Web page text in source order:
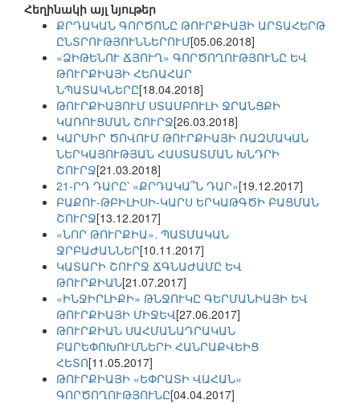
Հեղինակի այլ նյութեր
ՔՐԴԱԿԱՆ ԳՈՐԾՈՆԸ ԹՈՒՐՔԻԱՅԻ ԱՐՏԱՀԵՐԹ
ԸՆՏՐՈՒԹՅՈՒՆՆԵՐՈՒՄ[05.06.2018]
«ՁԻԹԵՆՈՒ ՃՅՈՒՂ» ԳՈՐԾՈՂՈՒԹՅՈՒՆԸ ԵՎ
ԹՈՒՐՔԻԱՅԻ ՀԵՌԱՀԱՐ
ՆՊԱՏԱԿՆԵՐԸ[18.04.2018]
ԹՈՒՐՔԻԱՅՈՒՄ ՍՏԱՄԲՈՒԼԻ ՋՐԱՆՑՔԻ
ԿԱՌՈՒՑՄԱՆ ՇՈՒՐՋ[26.03.2018]
ԿԱՐՄԻՐ ԾՈՎՈՒՄ ԹՈՒՐՔԻԱՅԻ ՌԱԶՄԱԿԱՆ
ՆԵՐԿԱՅՈՒԹՅԱՆ ՀԱՍՏԱՏՄԱՆ ԽՆԴՐԻ
ՇՈՒՐՋ[21.03.2018]
21-ՐԴ ԴԱՐԸ՝ «ՔՐԴԱԿԱ՞Ն ԴԱՐ»[19.12.2017]
ԲԱՔՈՒ-ԹԲԻԼԻՍԻ-ԿԱՐՍ ԵՐԿԱԹԳԾԻ ԲԱՑՄԱՆ
ՇՈՒՐՋ[13.12.2017]
«ՆՈՐ ԹՈՒՐՔԻԱ». ՊԱՏՄԱԿԱՆ
ՋՐԲԱԺԱՆՆԵՐ[10.11.2017]
ԿԱՏԱՐԻ ՇՈՒՐՋ ՃԳՆԱԺԱՄԸ ԵՎ
ԹՈՒՐՔԻԱՆ[21.07.2017]
«ԻՆՋԻՐԼԻՔԻ» ԹՆՋՈՒԿԸ ԳԵՐՄԱՆԻԱՅԻ ԵՎ
ԹՈՒՐՔԻԱՅԻ ՄԻՋԵՎ[27.06.2017]
ԹՈՒՐՔԻԱՆ ՍԱՀՄԱՆԱԴՐԱԿԱՆ
ԲԱՐԵՓՈԽՈՒՄՆԵՐԻ ՀԱՆՐԱՔՎԵԻՑ
ՀԵՏՈ[11.05.2017]
ԹՈՒՐՔԻԱՅԻ «ԵՓՐԱՏԻ ՎԱՀԱՆ»
ԳՈՐԾՈՂՈՒԹՅՈՒՆԸ[04.04.2017]